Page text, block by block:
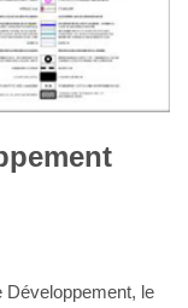
Développement, le